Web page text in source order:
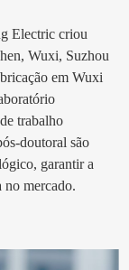
Electric criou
Wuxi, Suzhou
em Wuxi
trabalho
doutoral são
garantir a
no mercado.